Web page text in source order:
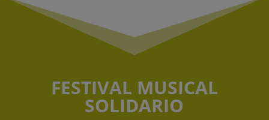
FESTIVAL MUSICAL
SOLIDARIO